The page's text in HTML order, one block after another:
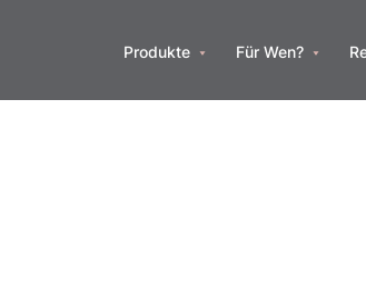
Produkte Für Wen?